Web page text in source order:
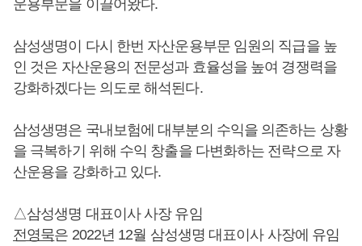
운용부문을 이끌어왔다.
삼성생명이 다시 한번 자산운용부문 임원의 직급을 높
인 것은 자산운용의 전문성과 효율성을 높여 경쟁력을
강화하겠다는 의도로 해석된다.
삼성생명은 국내보험에 대부분의 수익을 의존하는 상황
을 극복하기 위해 수익 창출을 다변화하는 전략으로 자
산운용을 강화하고 있다.
△삼성생명 대표이사 사장 유임
전영묵은 2022년 12월 삼성생명 대표이사 사장에 유임